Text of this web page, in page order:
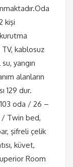
kişi
kablosuz
yangın
alanların
129 dur.
oda / 26 –
/ Twin bed,
şifreli çelik
küvet,
Room